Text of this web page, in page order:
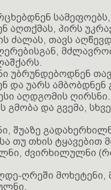
აღთქმას, პირს
ძალას, თავს
უბრუნდებოდნენ
და უარს
აღდგომის ღირსნი.
გმობა და გვემა,
შუაზე
თუ თხის ტყავებით
ძვირხილულნი
ღრეში მოხეტენი,